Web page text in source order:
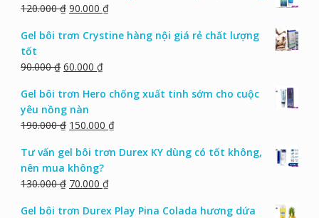
120.000₫ 90.000 ₫
Gel bôi trơn Crystine hàng nội giá rẻ chất lượng
tốt
90.000₫ 60.000 ₫
Gel bôi trơn Hero chống xuất tinh sớm cho cuộc
yêu nồng nàn
190.000₫ 150.000 ₫
Tư vấn gel bôi trơn Durex KY dùng có tốt không,
nên mua không?
130.000₫ 70.000 ₫
Gel bôi trơn Durex Play Pina Colada hương dứa